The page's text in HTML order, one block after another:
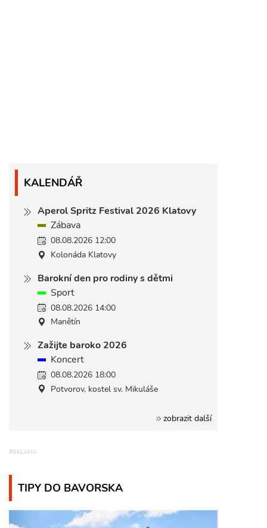
KALENDÁŘ
Aperol Spritz Festival 2026 Klatovy
Zábava
08.08.2026 12:00
Kolonáda Klatovy
Barokní den pro rodiny s dětmi
Sport
08.08.2026 14:00
Manětín
Zažijte baroko 2026
Koncert
08.08.2026 18:00
Potvorov, kostel sv. Mikuláše
zobrazit další
TIPY DO BAVORSKA